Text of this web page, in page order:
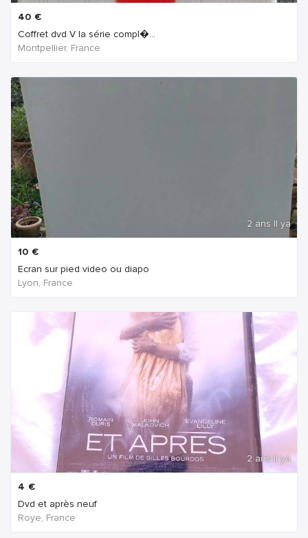
40 €
Coffret dvd V la série compl�...
Montpellier, France
2 ans Il ya
10 €
Ecran sur pied video ou diapo
Lyon, France
2 ans Il ya
4 €
Dvd et après neuf
Roye, France